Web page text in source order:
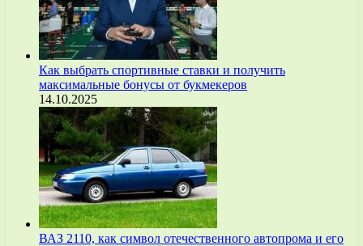
Как выбрать спортивные ставки и получить
максимальные бонусы от букмекеров
14.10.2025
ВАЗ 2110, как символ отечественного автопрома и его